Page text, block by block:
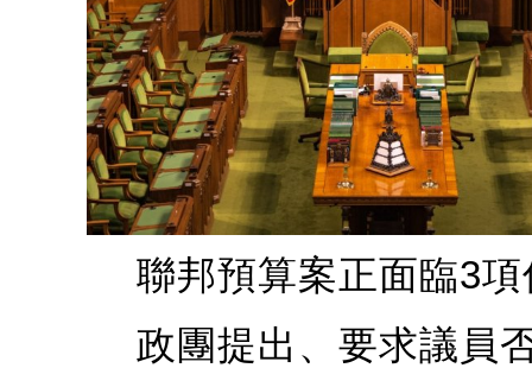
聯邦預算案正面臨3
政團提出、要求議員